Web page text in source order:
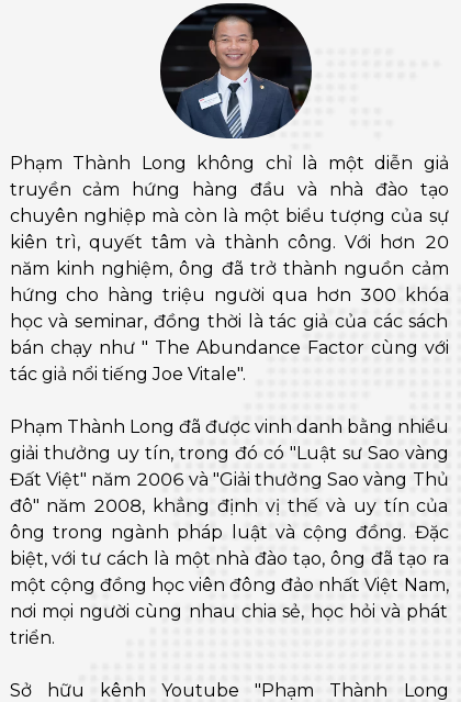
Phạm Thành Long không chỉ là một diễn giả
truyền cảm hứng hàng đầu và nhà đào tạo
chuyên nghiệp mà còn là một biểu tượng của sự
kiên trì, quyết tâm và thành công. Với hơn 20
năm kinh nghiệm, ông đã trở thành nguồn cảm
hứng cho hàng triệu người qua hơn 300 khóa
học và seminar, đồng thời là tác giả của các sách
bán chạy như " The Abundance Factor cùng với
tác giả nổi tiếng Joe Vitale".
Phạm Thành Long đã được vinh danh bằng nhiều
giải thưởng uy tín, trong đó có "Luật sư Sao vàng
Đất Việt" năm 2006 và "Giải thưởng Sao vàng Thủ
đô" năm 2008, khẳng định vị thế và uy tín của
ông trong ngành pháp luật và cộng đồng. Đặc
biệt, với tư cách là một nhà đào tạo, ông đã tạo ra
một cộng đồng học viên đông đảo nhất Việt Nam,
nơi mọi người cùng nhau chia sẻ, học hỏi và phát
triển.
Sở hữu kênh Youtube "Phạm Thành Long